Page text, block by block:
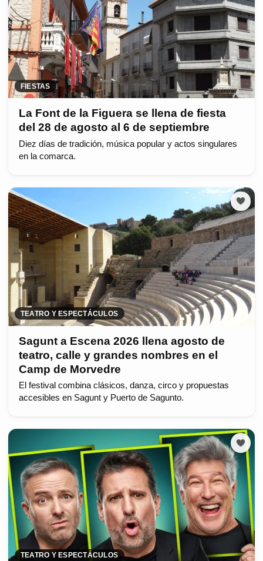
FIESTAS
La Font de la Figuera se llena de fiesta
del 28 de agosto al 6 de septiembre
Diez días de tradición, música popular y actos singulares
en la comarca.
TEATRO Y ESPECTÁCULOS
Sagunt a Escena 2026 llena agosto de
teatro, calle y grandes nombres en el
Camp de Morvedre
El festival combina clásicos, danza, circo y propuestas
accesibles en Sagunt y Puerto de Sagunto.
TEATRO Y ESPECTÁCULOS